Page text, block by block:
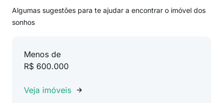
Algumas sugestões para te ajudar a encontrar o imóvel dos
sonhos
Menos de
R$ 600.000
Veja imóveis